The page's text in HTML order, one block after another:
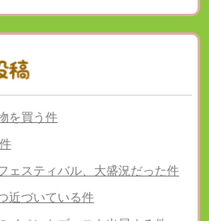
を買う件
ェスティバル、大盛況だった件
近づいている件